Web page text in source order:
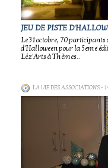
JEU DE PISTE
Le 31 octobre, 70
d'Halloween pour la 5eme
Léz'Arts à Thèmes..
LA VIE DES ASSOCIATIONS-